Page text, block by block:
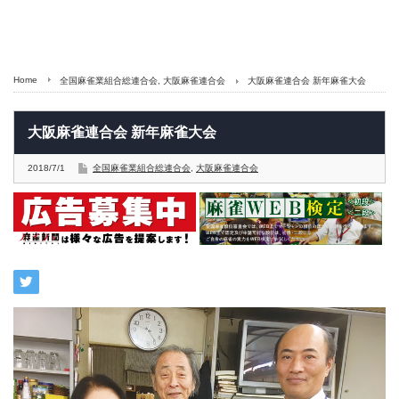
Home 全国麻雀業組合総連合会 大阪麻雀連合会 大阪麻雀連合会 新年麻雀大会
大阪麻雀連合会 新年麻雀大会
2018/7/1 全国麻雀業組合総連合会 大阪麻雀連合会